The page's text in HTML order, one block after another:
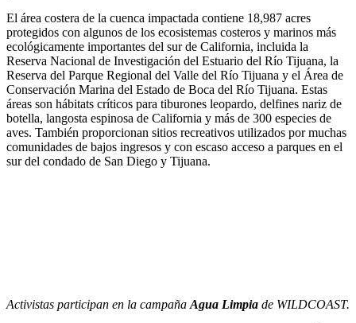
El área costera de la cuenca impactada contiene 18,987 acres
protegidos con algunos de los ecosistemas costeros y marinos más
ecológicamente importantes del sur de California, incluida la
Reserva Nacional de Investigación del Estuario del Río Tijuana, la
Reserva del Parque Regional del Valle del Río Tijuana y el Área de
Conservación Marina del Estado de Boca del Río Tijuana. Estas
áreas son hábitats críticos para tiburones leopardo, delfines nariz de
botella, langosta espinosa de California y más de 300 especies de
aves. También proporcionan sitios recreativos utilizados por muchas
comunidades de bajos ingresos y con escaso acceso a parques en el
sur del condado de San Diego y Tijuana.
Activistas participan en la campaña Agua Limpia de WILDCOAST.